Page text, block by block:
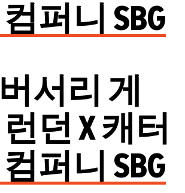
퍼니 SBG
서리 게
던 X 캐터
퍼니 SBG